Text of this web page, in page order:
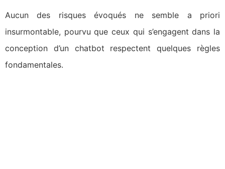
Aucun des risques évoqués ne semble a priori
insurmontable, pourvu que ceux qui s’engagent dans la
conception d’un chatbot respectent quelques règles
fondamentales.